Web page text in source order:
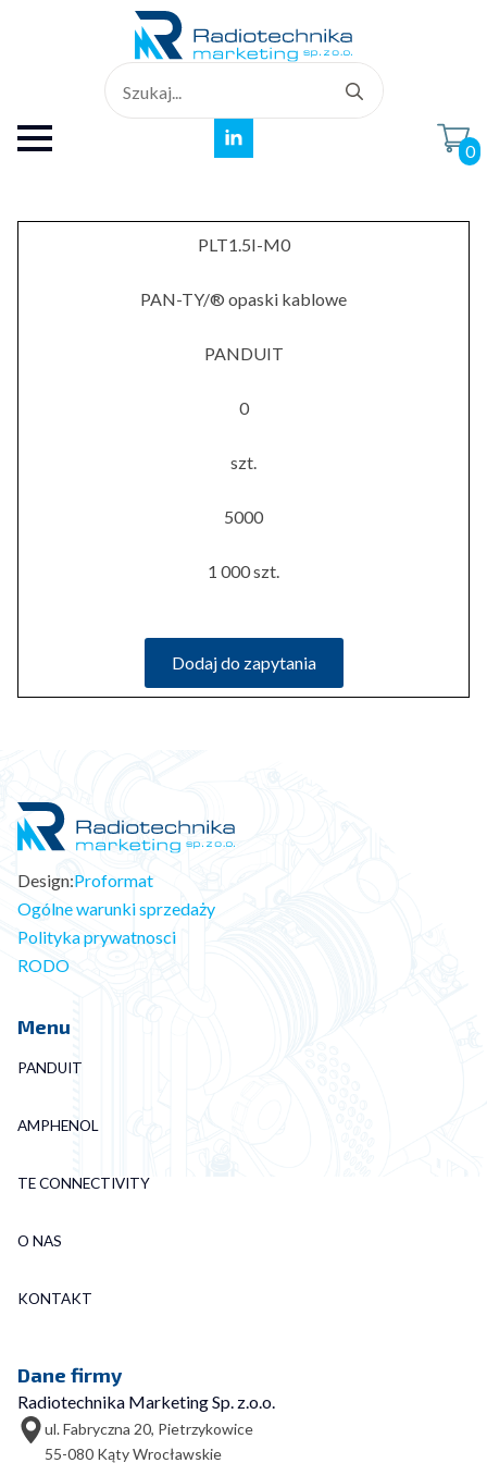
for:
0
PLT1.5I-M0
PAN-TY/® opaski kablowe
PANDUIT
0
szt.
5000
1 000 szt.
Dodaj do zapytania
Design:Proformat
Ogólne warunki sprzedaży
Polityka prywatnosci
RODO
Menu
PANDUIT
AMPHENOL
TE CONNECTIVITY
O NAS
KONTAKT
Dane firmy
Radiotechnika Marketing Sp. z.o.o.
ul. Fabryczna 20, Pietrzykowice
55-080 Kąty Wrocławskie